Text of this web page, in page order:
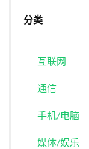
分类
互联网
通信
手机/电脑
媒体/娱乐